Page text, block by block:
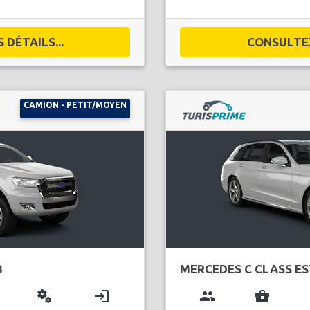
DÉTAILS...
CAMION - PETIT/MOYEN
miscellaneous_services login
MERCEDES C CLASS
group business_center